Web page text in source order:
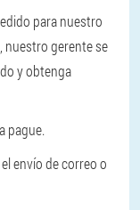
para nuestro
nuestro gerente se
y obtenga
pague.
envío de correo o